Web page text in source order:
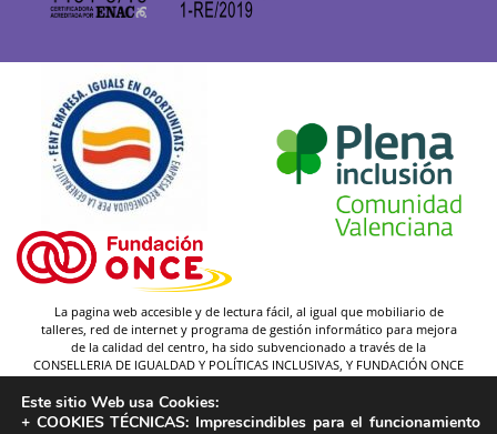
La pagina web accesible y de lectura fácil, al igual que mobiliario de
talleres, red de internet y programa de gestión informático para mejora
de la calidad del centro, ha sido subvencionado a través de la
CONSELLERIA DE IGUALDAD Y POLÍTICAS INCLUSIVAS, Y FUNDACIÓN ONCE
Autor pictogramas:Sergio Palao
Este sitio Web usa Cookies:
+ COOKIES TÉCNICAS: Imprescindibles para el funcionamiento